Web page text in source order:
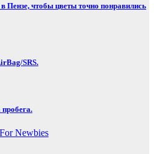
в Пензе, чтобы цветы точно понравились
SRS.